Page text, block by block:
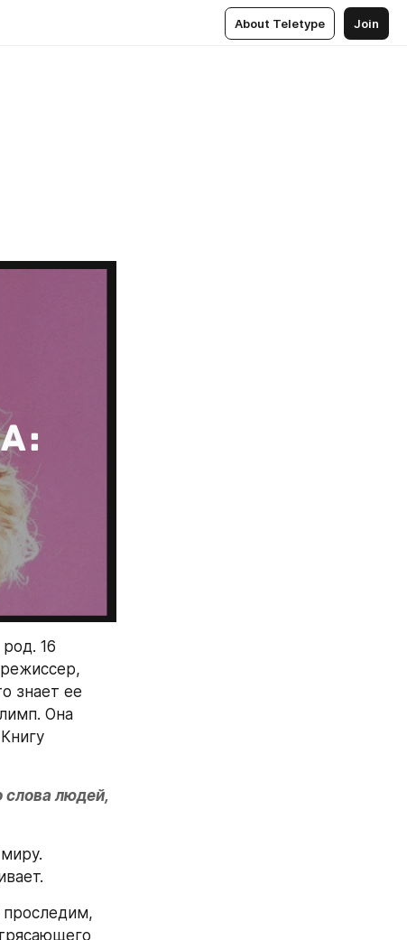
About Teletype Join
16
знает ее
Она
слова людей,
проследим,